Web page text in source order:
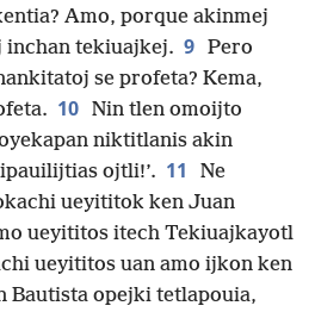
Amo, porque akinmej
tekiuajkej. 9 Pero
se profeta? Kema,
10 Nin tlen omoijto
niktitlanis akin
ojtli!’. 11
Ne
ueyititok ken Juan
ueyititos itech Tekiuajkayotl
ueyititos uan amo ijkon ken
Bautista opejki tetlapouia,